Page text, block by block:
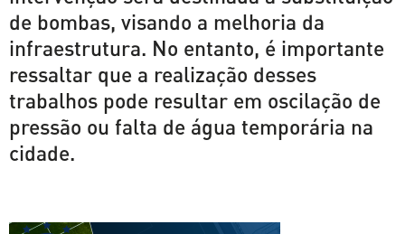
de bombas, visando a melhoria da
infraestrutura. No entanto, é importante
ressaltar que a realização desses
trabalhos pode resultar em oscilação de
pressão ou falta de água temporária na
cidade.